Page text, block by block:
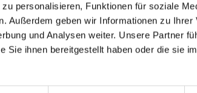
personalisieren, Funktionen für soziale
Außerdem geben wir Informationen zu Ihrer
und Analysen weiter. Unsere Partner
Sie ihnen bereitgestellt haben oder die sie
at which the difference